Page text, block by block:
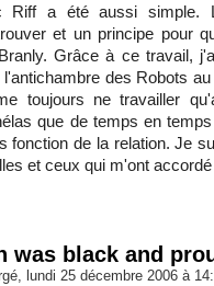
Riff a été aussi simple.
et un principe pour
Grâce à ce travail,
des Robots
toujours ne travailler
que de temps en
fonction de la relation. Je
et ceux qui m'ont
was black and
lundi 25 décembre 2006 à